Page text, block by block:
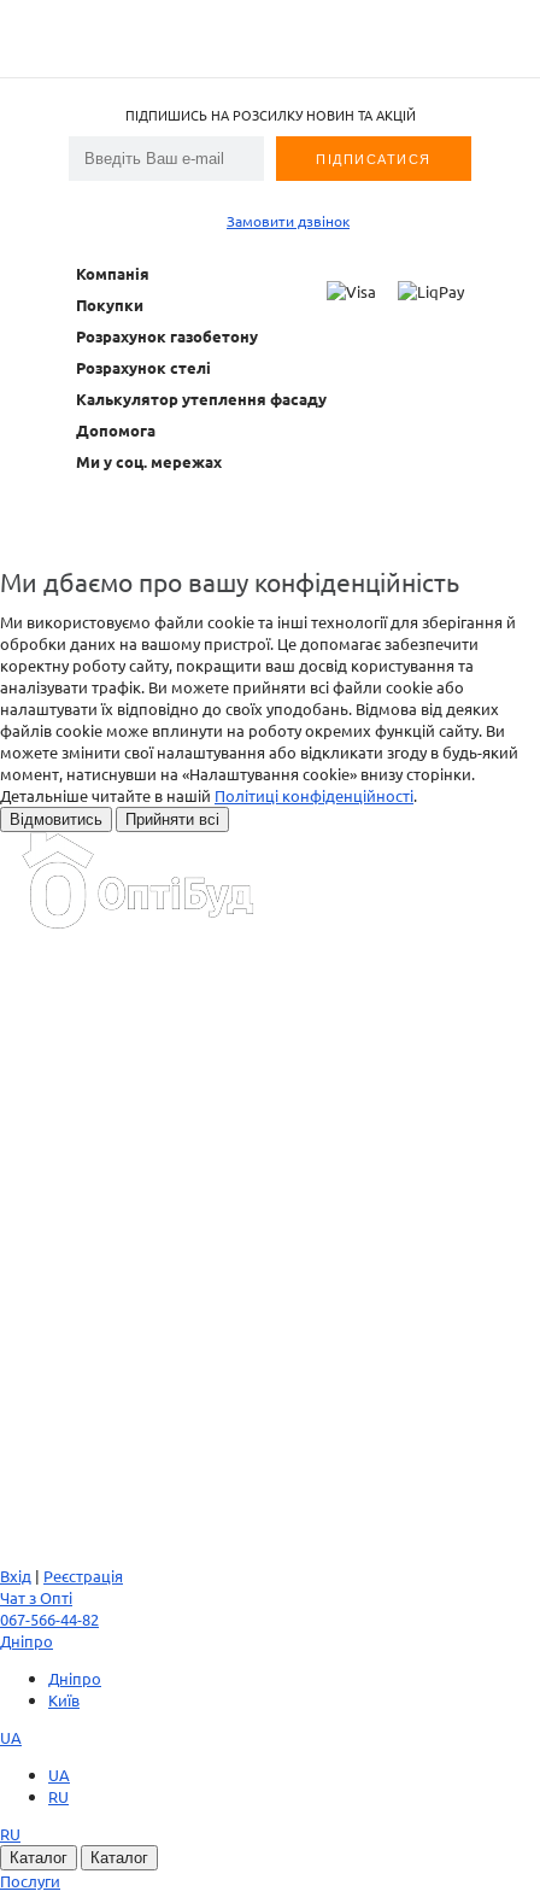
ПІДПИШИСЬ НА РОЗСИЛКУ НОВИН ТА АКЦІЙ
Замовити дзвінок
Компанія
Покупки
Розрахунок газобетону
Розрахунок стелі
Калькулятор утеплення фасаду
Допомога
Ми у соц. мережах
Ми дбаємо про вашу конфіденційність
Ми використовуємо файли cookie та інші технології для зберігання й
обробки даних на вашому пристрої. Це допомагає забезпечити
коректну роботу сайту, покращити ваш досвід користування та
аналізувати трафік. Ви можете прийняти всі файли cookie або
налаштувати їх відповідно до своїх уподобань. Відмова від деяких
файлів cookie може вплинути на роботу окремих функцій сайту. Ви
можете змінити свої налаштування або відкликати згоду в будь-який
момент, натиснувши на «Налаштування cookie» внизу сторінки.
Детальніше читайте в нашій Політиці конфіденційності.
Відмовитись Прийняти всі
Вхід | Реєстрація
Чат з Опті
067-566-44-82
Дніпро
Дніпро
Київ
UA
UA
RU
RU
Каталог Каталог
Послуги